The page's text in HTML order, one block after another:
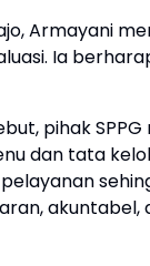
Armayani
Ia
pihak
dan tata